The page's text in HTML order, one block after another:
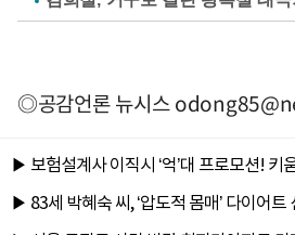
◎공감언론 뉴시스